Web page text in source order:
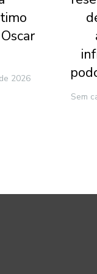
2026
Sem